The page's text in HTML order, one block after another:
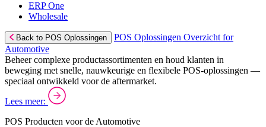
ERP One
Wholesale
Back to POS Oplossingen
POS Oplossingen Overzicht for
Automotive
Beheer complexe productassortimenten en houd klanten in
beweging met snelle, nauwkeurige en flexibele POS-oplossingen —
speciaal ontwikkeld voor de aftermarket.
Lees meer:
POS Producten voor de Automotive